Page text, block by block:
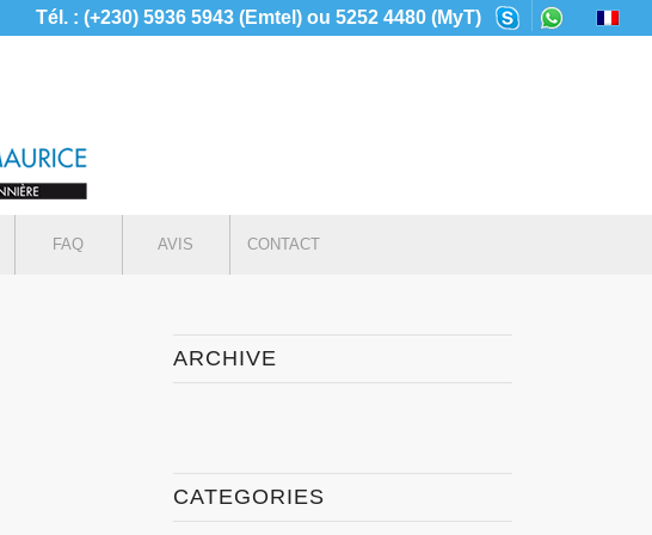
Tél. : (+230) 5936 5943 (Emtel) ou 5252 4480 (MyT)
FAQ AVIS CONTACT
ARCHIVE
CATEGORIES